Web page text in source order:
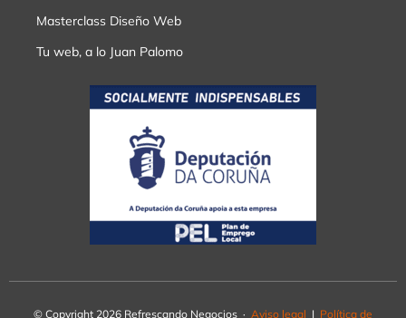
Masterclass Diseño Web
Tu web, a lo Juan Palomo
© Copyright 2026 Refrescando Negocios · Aviso legal | Política de